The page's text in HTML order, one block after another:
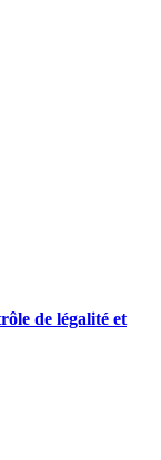
de légalité et